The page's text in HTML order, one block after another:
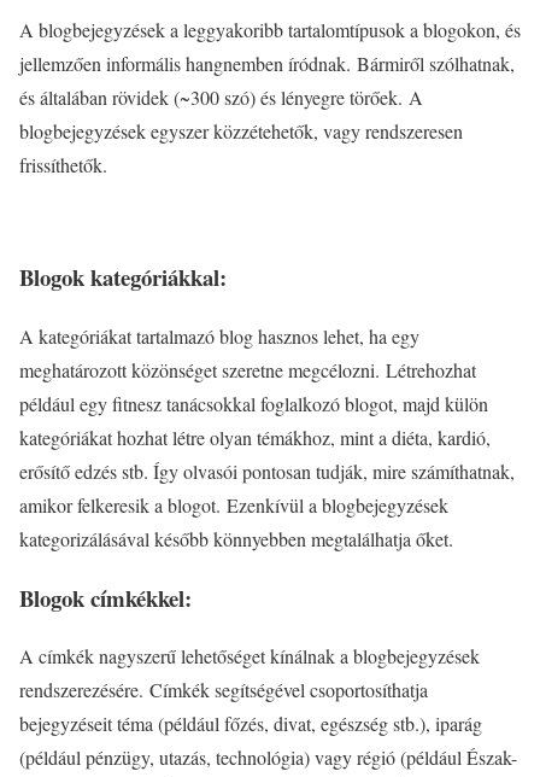
A blogbejegyzések a leggyakoribb tartalomtípusok a blogokon, és
jellemzően informális hangnemben íródnak. Bármiről szólhatnak,
és általában rövidek (~300 szó) és lényegre törőek. A
blogbejegyzések egyszer közzétehetők, vagy rendszeresen
frissíthetők.
Blogok kategóriákkal:
A kategóriákat tartalmazó blog hasznos lehet, ha egy
meghatározott közönséget szeretne megcélozni. Létrehozhat
például egy fitnesz tanácsokkal foglalkozó blogot, majd külön
kategóriákat hozhat létre olyan témákhoz, mint a diéta, kardió,
erősítő edzés stb. Így olvasói pontosan tudják, mire számíthatnak,
amikor felkeresik a blogot. Ezenkívül a blogbejegyzések
kategorizálásával később könnyebben megtalálhatja őket.
Blogok címkékkel:
A címkék nagyszerű lehetőséget kínálnak a blogbejegyzések
rendszerezésére. Címkék segítségével csoportosíthatja
bejegyzéseit téma (például főzés, divat, egészség stb.), iparág
(például pénzügy, utazás, technológia) vagy régió (például Észak-